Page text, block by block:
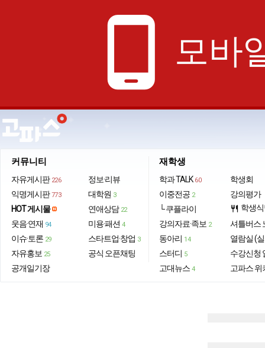
phone_android 모바
커뮤니티
자유게시판 226
익명게시판 773
HOT 게시물
웃음·연재 94
이슈·토론 29
자유홍보 25
공개일기장
정보·리뷰
대학원 3
연애상담 22
미용·패션 4
스타트업·창업 3
공식 오픈채팅
재학생
학과 TALK 60
이중전공 2
└ 쿠플라이
강의자료·족보 2
동아리 14
스터디 5
고대뉴스 4
학생회
강의평가
restaurant 학생
셔틀버스
열람실 (
수강신청
고파스 위